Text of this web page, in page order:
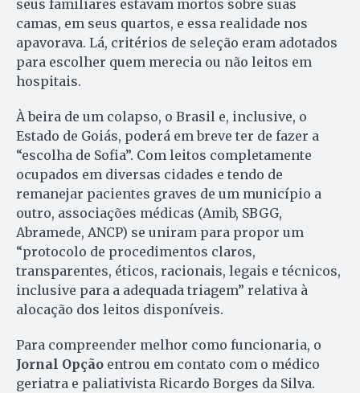
seus familiares estavam mortos sobre suas
camas, em seus quartos, e essa realidade nos
apavorava. Lá, critérios de seleção eram adotados
para escolher quem merecia ou não leitos em
hospitais.
À beira de um colapso, o Brasil e, inclusive, o
Estado de Goiás, poderá em breve ter de fazer a
“escolha de Sofia”. Com leitos completamente
ocupados em diversas cidades e tendo de
remanejar pacientes graves de um município a
outro, associações médicas (Amib, SBGG,
Abramede, ANCP) se uniram para propor um
“protocolo de procedimentos claros,
transparentes, éticos, racionais, legais e técnicos,
inclusive para a adequada triagem” relativa à
alocação dos leitos disponíveis.
Para compreender melhor como funcionaria, o
Jornal Opção entrou em contato com o médico
geriatra e paliativista Ricardo Borges da Silva.